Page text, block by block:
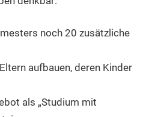
noch 20 zusätzliche
aufbauen, deren Kinder
als „Studium mit